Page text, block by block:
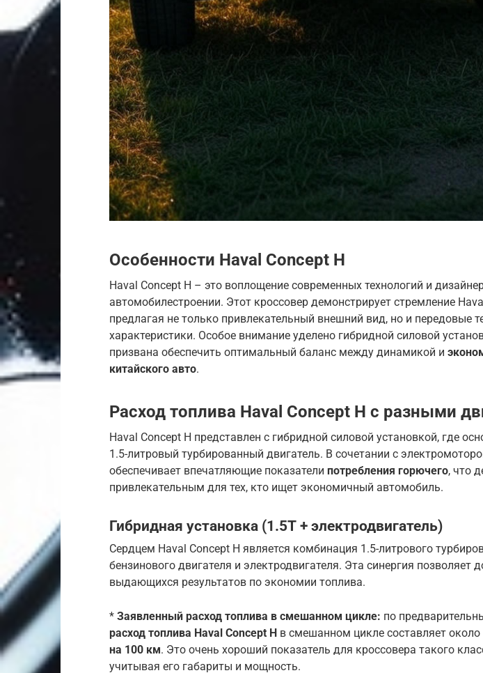
Особенности Haval Concept H
Haval Concept H – это воплощение современных технологий и
автомобилестроении. Этот кроссовер демонстрирует стремление
предлагая не только привлекательный внешний вид, но и передовые
характеристики. Особое внимание уделено гибридной силовой
призвана обеспечить оптимальный баланс между динамикой и
китайского авто.
Расход топлива Haval Concept H с разными
Haval Concept H представлен с гибридной силовой установкой, где
1.5-литровый турбированный двигатель. В сочетании с
обеспечивает впечатляющие показатели потребления горючего, что
привлекательным для тех, кто ищет экономичный автомобиль.
Гибридная установка (1.5Т + электродвигатель)
Сердцем Haval Concept H является комбинация 1.5-литрового
бензинового двигателя и электродвигателя. Эта синергия позволяет
выдающихся результатов по экономии топлива.
* Заявленный расход топлива в смешанном цикле: по
расход топлива Haval Concept H в смешанном цикле составляет
на 100 км. Это очень хороший показатель для кроссовера такого
учитывая его габариты и мощность.